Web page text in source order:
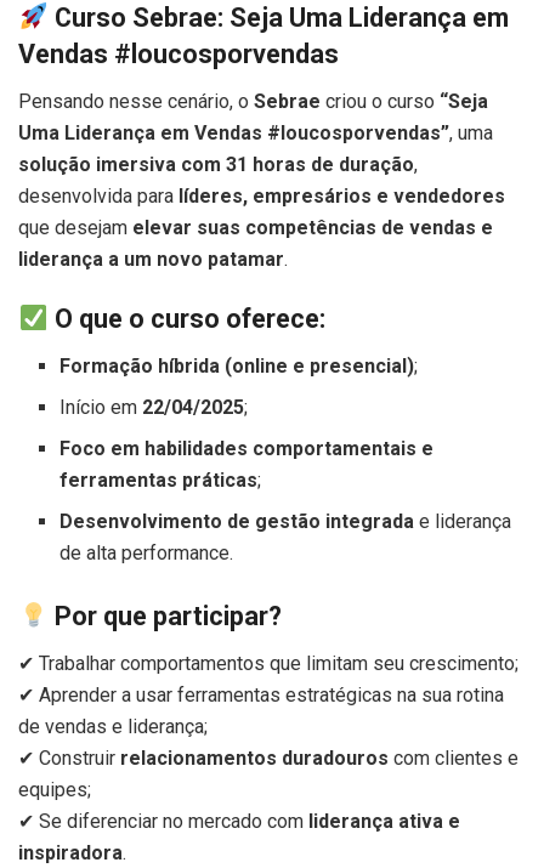
Curso Sebrae: Seja Uma Liderança em
Vendas #loucosporvendas
Pensando nesse cenário, o Sebrae criou o curso “Seja
Uma Liderança em Vendas #loucosporvendas”, uma
solução imersiva com 31 horas de duração,
desenvolvida para líderes, empresários e vendedores
que desejam elevar suas competências de vendas e
liderança a um novo patamar.
O que o curso oferece:
Formação híbrida (online e presencial);
Início em 22/04/2025;
Foco em habilidades comportamentais e
ferramentas práticas;
Desenvolvimento de gestão integrada e liderança
de alta performance.
Por que participar?
✔ Trabalhar comportamentos que limitam seu crescimento;
✔ Aprender a usar ferramentas estratégicas na sua rotina
de vendas e liderança;
✔ Construir relacionamentos duradouros com clientes e
equipes;
✔ Se diferenciar no mercado com liderança ativa e
inspiradora.